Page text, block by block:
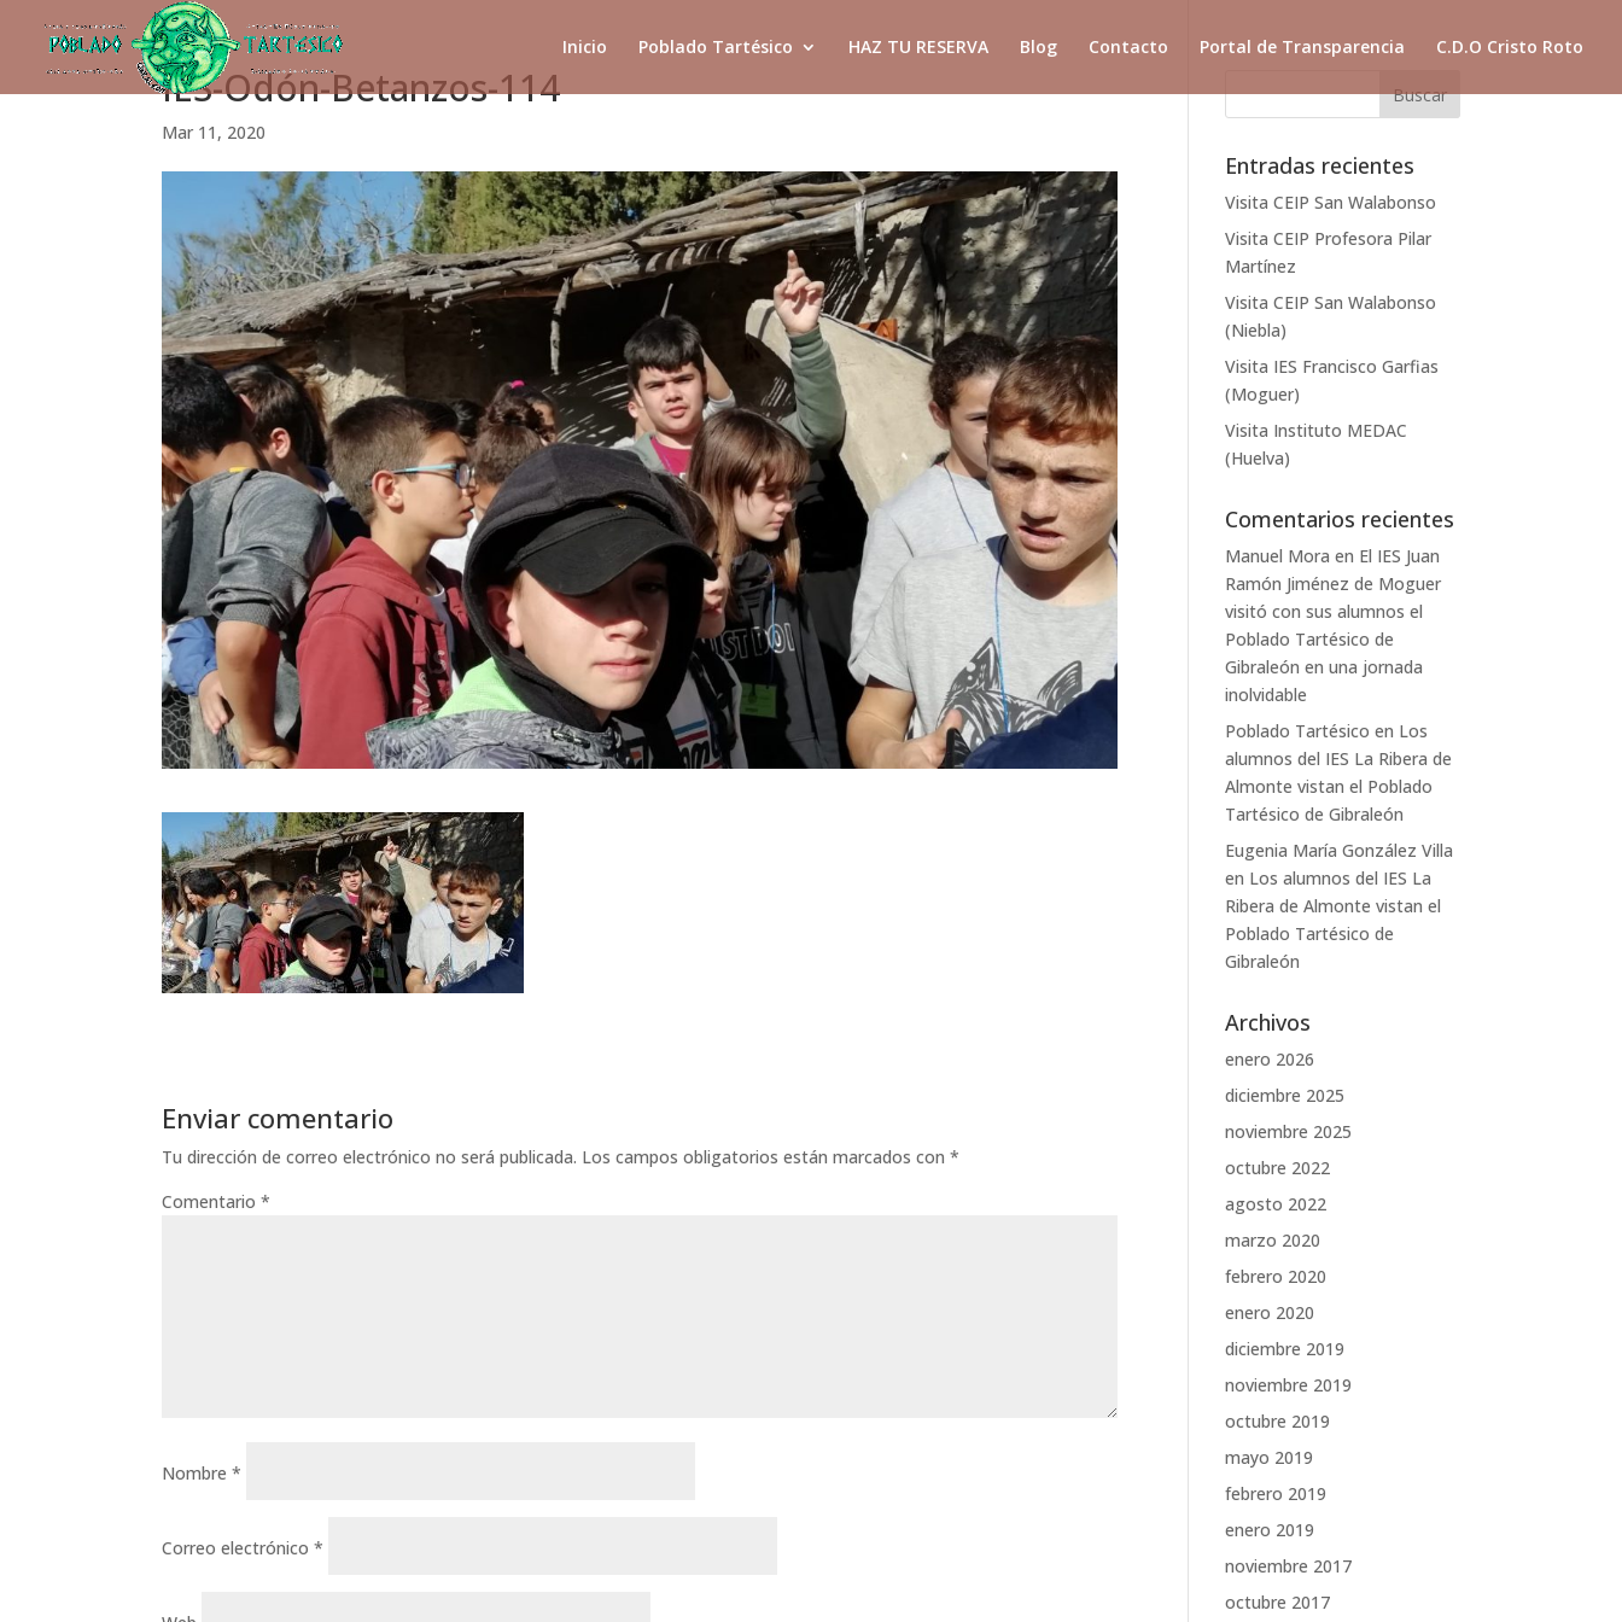
Inicio Poblado Tartésico HAZ TU RESERVA Blog Contacto Portal de Transparencia C.D.O Cristo Roto
IES-Odón-Betanzos-114
Mar 11, 2020
Enviar comentario
Tu dirección de correo electrónico no será publicada. Los campos obligatorios están marcados con*
Comentario*
Nombre*
Correo electrónico*
Entradas recientes
Visita CEIP San Walabonso
Visita CEIP Profesora Pilar
Martínez
Visita CEIP San Walabonso
(Niebla)
Visita IES Francisco Garfias
(Moguer)
Visita Instituto MEDAC
(Huelva)
Comentarios recientes
Manuel Mora en El IES Juan
Ramón Jiménez de Moguer
visitó con sus alumnos el
Poblado Tartésico de
Gibraleón en una jornada
inolvidable
Poblado Tartésico en Los
alumnos del IES La Ribera de
Almonte vistan el Poblado
Tartésico de Gibraleón
Eugenia María González Villa
en Los alumnos del IES La
Ribera de Almonte vistan el
Poblado Tartésico de
Gibraleón
Archivos
enero 2026
diciembre 2025
noviembre 2025
octubre 2022
agosto 2022
marzo 2020
febrero 2020
enero 2020
diciembre 2019
noviembre 2019
octubre 2019
mayo 2019
febrero 2019
enero 2019
noviembre 2017
octubre 2017